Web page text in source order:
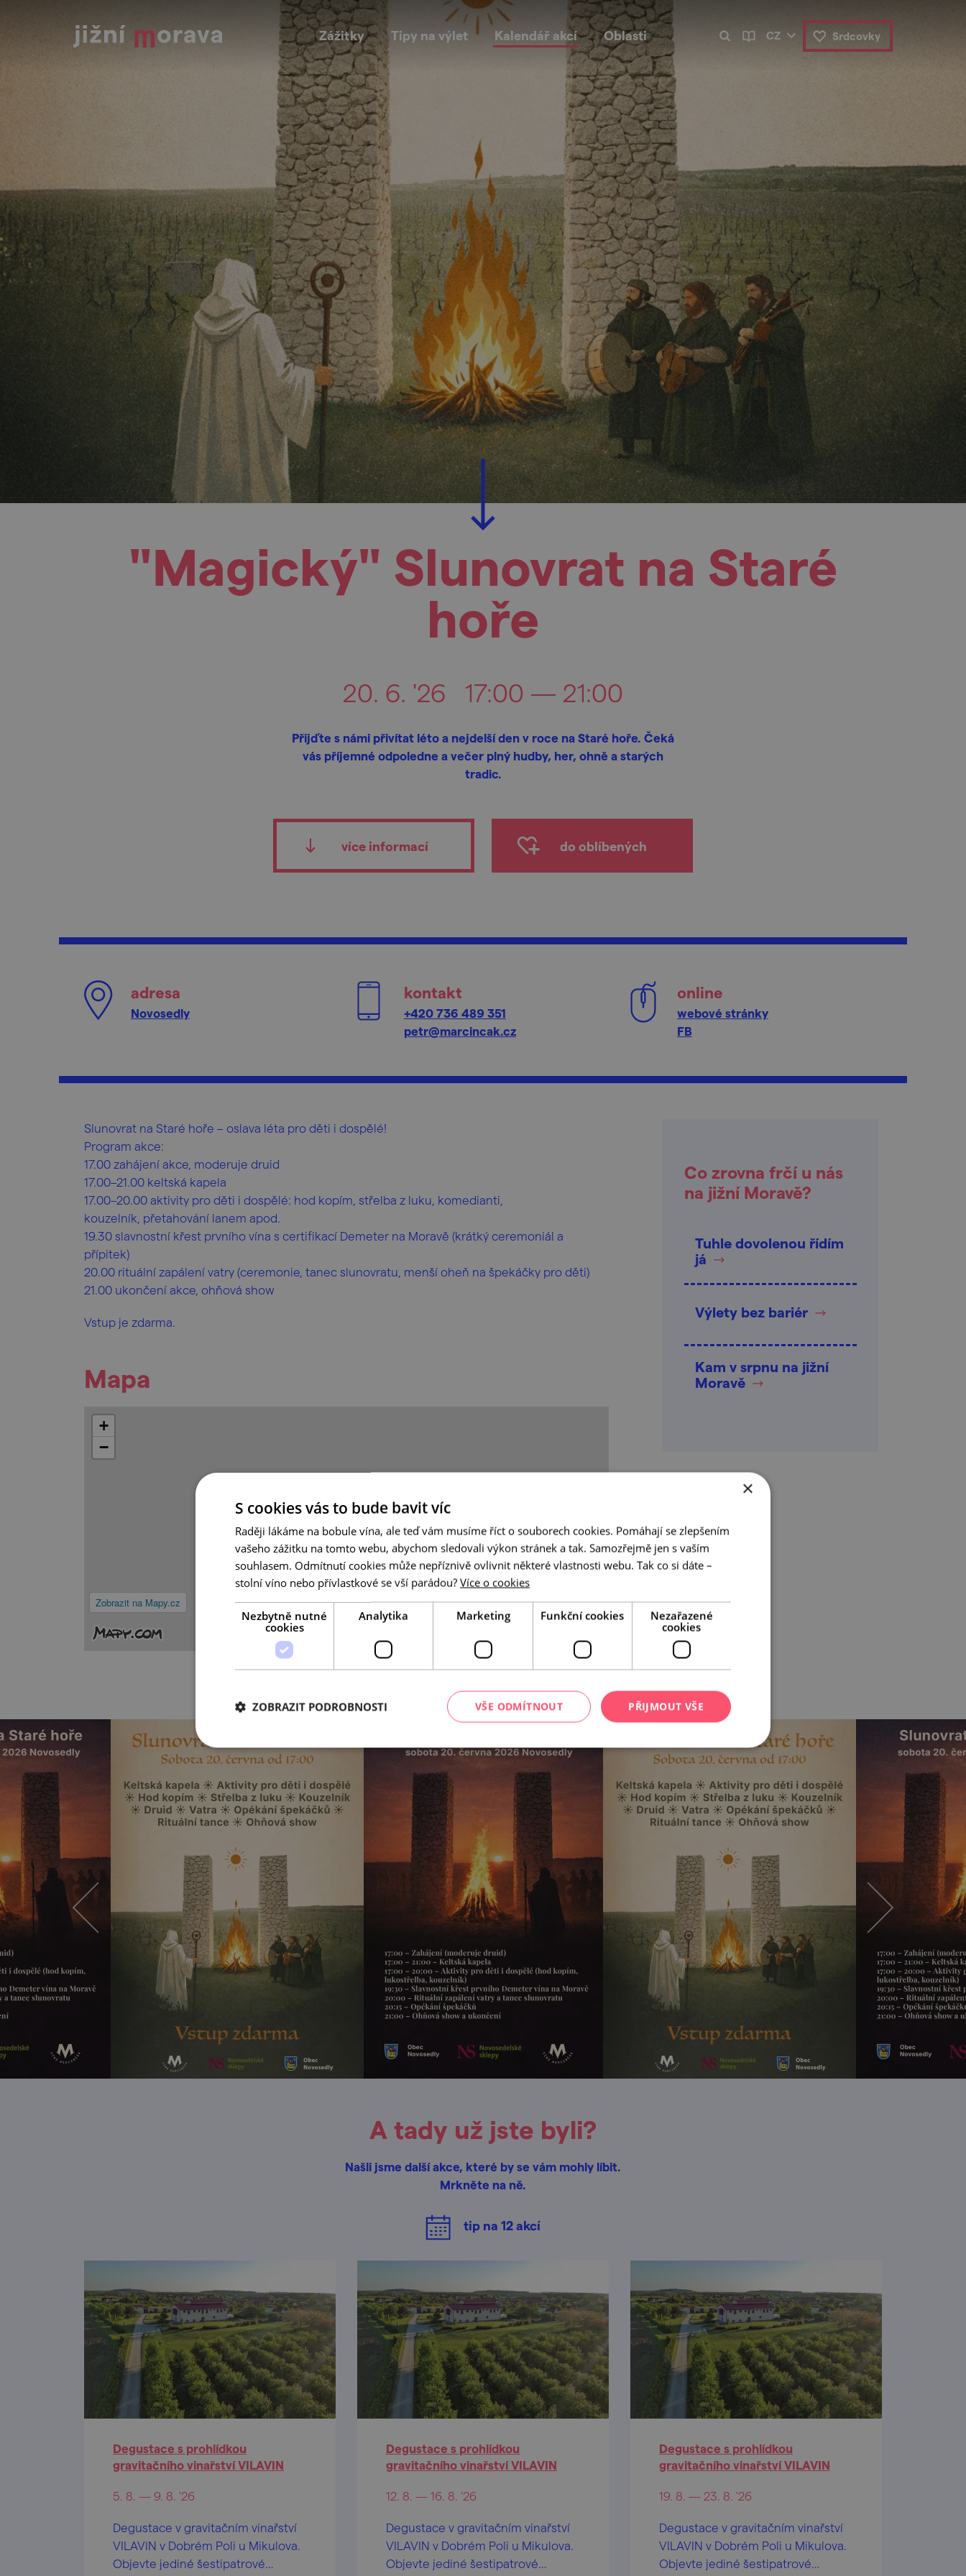
Zážitky Tipy na výlet Kalendář akcí Oblasti CZ Srdcovky
"Magický" Slunovrat na Staré
hoře
20. 6. '26 17:00 — 21:00
Přijďte s námi přivítat léto a nejdelší den v roce na Staré hoře. Čeká
vás příjemné odpoledne a večer plný hudby, her, ohně a starých
tradic.
více informací do oblíbených
adresa
Novosedly
kontakt
+420 736 489 351
petr@marcincak.cz
online
webové stránky
FB
Slunovrat na Staré hoře – oslava léta pro děti i dospělé!
Program akce:
17.00 zahájení akce, moderuje druid
17.00–21.00 keltská kapela
17.00–20.00 aktivity pro děti i dospělé: hod kopím, střelba z luku, komedianti,
kouzelník, přetahování lanem apod.
19.30 slavnostní křest prvního vína s certifikací Demeter na Moravě (krátký ceremoniál a
přípitek)
20.00 rituální zapálení vatry (ceremonie, tanec slunovratu, menší oheň na špekáčky pro děti)
21.00 ukončení akce, ohňová show
Vstup je zdarma.
Mapa
Zobrazit na Mapy.cz
+
−
Leaflet © Seznam.cz a.s. a další
Co zrovna frčí u nás
na jižní Moravě?
Tuhle dovolenou řídím
já
Výlety bez bariér
Kam v srpnu na jižní
Moravě
A tady už jste byli?
Našli jsme další akce, které by se vám mohly líbit.
Mrkněte na ně.
tip na 12akcí
Degustace s prohlídkou
gravitačního vinařství VILAVIN
5. 8. — 9. 8. '26
Degustace v gravitačním vinařství
VILAVIN v Dobrém Poli u Mikulova.
Objevte jediné šestipatrové
Degustace s prohlídkou
gravitačního vinařství VILAVIN
12. 8. — 16. 8. '26
Degustace v gravitačním vinařství
VILAVIN v Dobrém Poli u Mikulova.
Objevte jediné šestipatrové
Degustace s prohlídkou
gravitačního vinařství VILAVIN
19. 8. — 23. 8. '26
Degustace v gravitačním vinařství
VILAVIN v Dobrém Poli u Mikulova.
Objevte jediné šestipatrové
×
S cookies vás to bude bavit víc
Raději lákáme na bobule vína, ale teď vám musíme říct o souborech cookies. Pomáhají se zlepšením
vašeho zážitku na tomto webu, abychom sledovali výkon stránek a tak. Samozřejmě jen s vaším
souhlasem. Odmítnutí cookies může nepříznivě ovlivnit některé vlastnosti webu. Tak co si dáte –
stolní víno nebo přívlastkové se vší parádou? Více o cookies
Nezbytně nutné
cookies
Analytika Marketing Funkční cookies
Nezařazené
cookies
PŘIJMOUT VŠE
VŠE ODMÍTNOUT
ZOBRAZIT PODROBNOSTI